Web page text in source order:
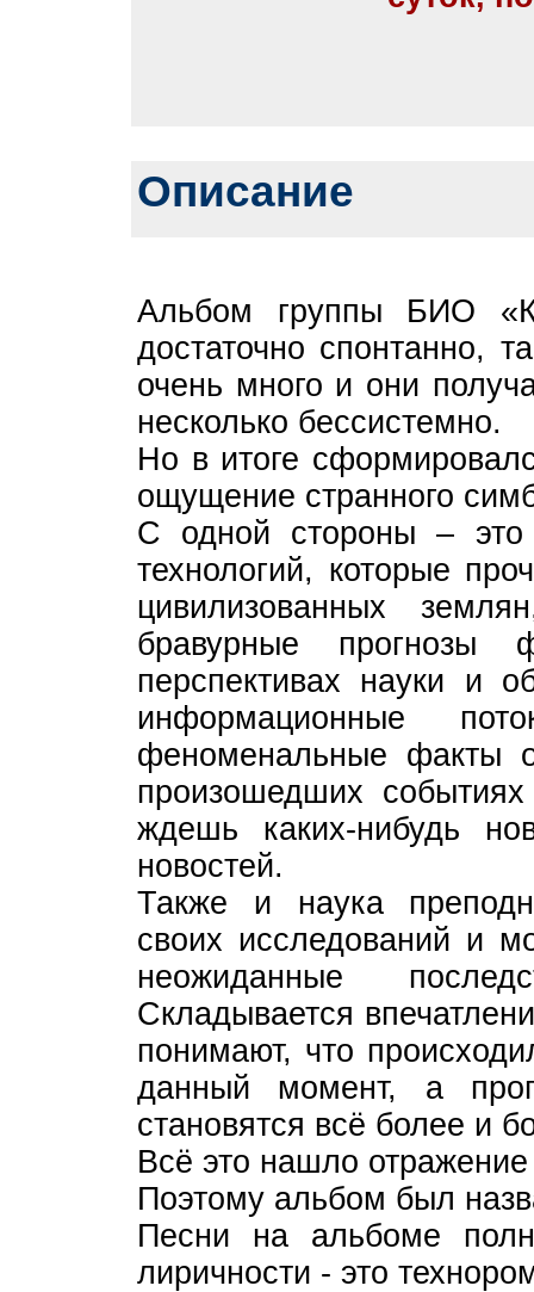
Описание
Альбом группы БИО
достаточно спонтанно,
очень много и они
несколько бессистемно.
Но в итоге
ощущение странного
С одной стороны – это
технологий, которые
цивилизованных
бравурные прогнозы
перспективах науки и
информационные
феноменальные факты
произошедших
ждешь каких-нибудь
новостей.
Также и наука
своих исследований и
неожиданные
Складывается
понимают, что
данный момент, а
становятся всё более и
Всё это нашло
Поэтому альбом был
Песни на альбоме
лиричности - это